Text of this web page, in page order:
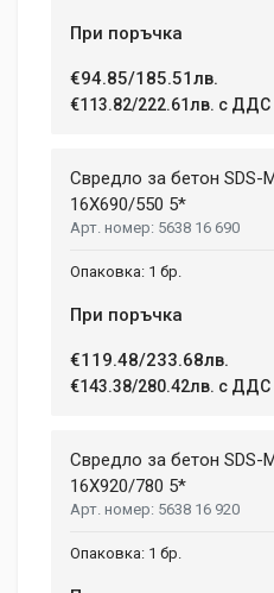
Email Address
Post Your Review
При поръчка
€94.85/185.51лв.
€113.82/222.61лв. с ДДС
Свредло за бетон SDS-
16X690/550 5*
5638 16 690
1 бр.
При поръчка
€119.48/233.68лв.
€143.38/280.42лв. с ДДС
Свредло за бетон SDS-
16X920/780 5*
5638 16 920
1 бр.